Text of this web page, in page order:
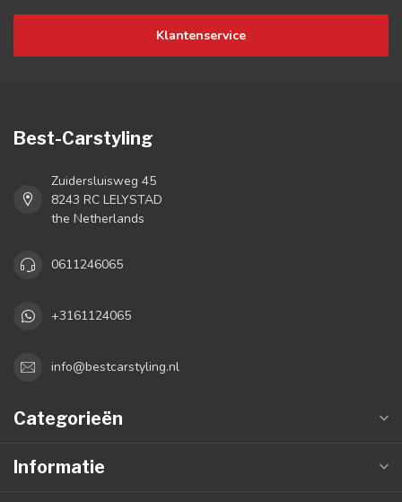
Klantenservice
Best-Carstyling
Zuidersluisweg 45
8243 RC LELYSTAD
the Netherlands
0611246065
+3161124065
info@bestcarstyling.nl
Categorieën
Informatie